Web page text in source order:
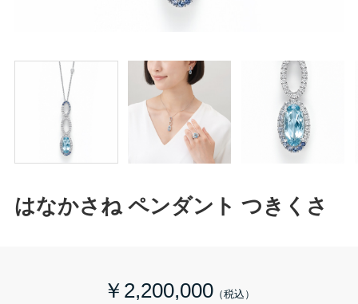
はなかさね ペンダント つきくさ
￥2,200,000